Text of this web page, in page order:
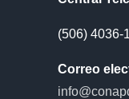
(506) 4036-
Correo